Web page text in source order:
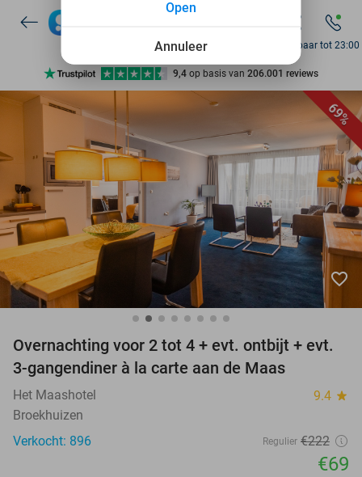
10+ miljoen leden
9,4 op basis van 206.001 reviews
Ontdek 15.000+ deals
Bereikbaar tot 23:00
69%
favorite_border
Overnachting voor 2 tot 4 + evt. ontbijt + evt.
3-gangendiner à la carte aan de Maas
Het Maashotel 9.4 star
Broekhuizen
Verkocht: 896
Regulier €222
€69
Annuleer
Open